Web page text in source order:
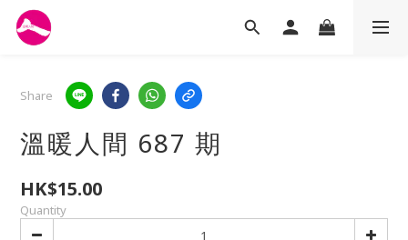
Share
溫暖人間 687 期
HK$15.00
Quantity